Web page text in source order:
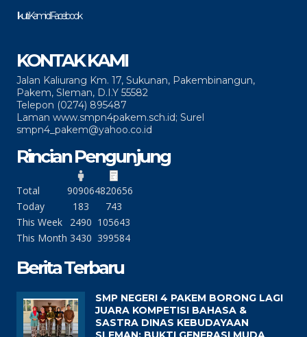
Ikuti Kami di Facebook
KONTAK KAMI
Jalan Kaliurang Km. 17, Sukunan, Pakembinangun,
Pakem, Sleman, D.I.Y 55582
Telepon (0274) 895487
Laman www.smpn4pakem.sch.id; Surel
smpn4_pakem@yahoo.co.id
Rincian Pengunjung
Total 909064820656
Today
183
743
This Week
2490 105643
This Month 3430 399584
Berita Terbaru
SMP NEGERI 4 PAKEM BORONG LAGI
JUARA KOMPETISI BAHASA &
SASTRA DINAS KEBUDAYAAN